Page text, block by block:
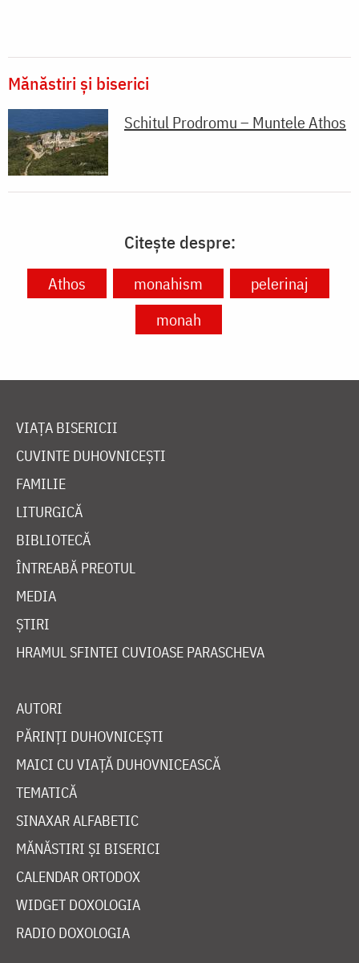
Mănăstiri și biserici
Schitul Prodromu – Muntele Athos
Citește despre:
Athos monahism
pelerinaj
monah
VIAȚA BISERICII
CUVINTE DUHOVNICEȘTI
FAMILIE
LITURGICĂ
BIBLIOTECĂ
ÎNTREABĂ PREOTUL
MEDIA
ȘTIRI
HRAMUL SFINTEI CUVIOASE PARASCHEVA
AUTORI
PĂRINȚI DUHOVNICEȘTI
MAICI CU VIAȚĂ DUHOVNICEASCĂ
TEMATICĂ
SINAXAR ALFABETIC
MĂNĂSTIRI ȘI BISERICI
CALENDAR ORTODOX
WIDGET DOXOLOGIA
RADIO DOXOLOGIA